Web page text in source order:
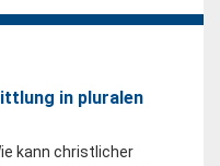
in pluralen
kann christlicher